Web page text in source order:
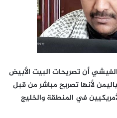
الفيشي أن تصريحات البيت الأبيض
لأنها تصريح مباشر من قبل
في المنطقة والخليج